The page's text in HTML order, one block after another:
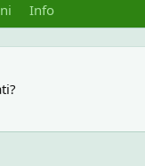
Info